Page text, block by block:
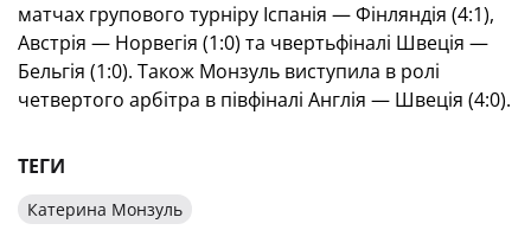
матчах групового турніру Іспанія — Фінляндія (4:1),
Австрія — Норвегія (1:0) та чвертьфіналі Швеція —
Бельгія (1:0). Також Монзуль виступила в ролі
четвертого арбітра в півфіналі Англія — Швеція (4:0).
ТЕГИ
Катерина Монзуль